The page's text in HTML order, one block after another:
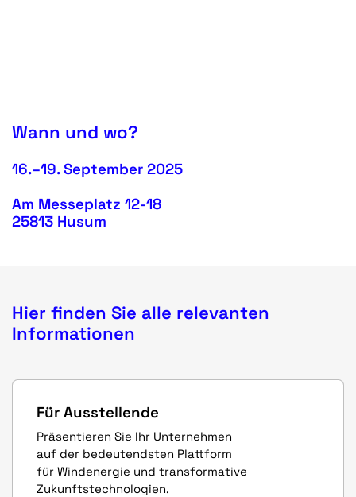
Wann und wo?
16.–19. September 2025
Am Messeplatz 12-18
25813 Husum
Hier finden Sie alle relevanten
Informationen
Für Ausstellende
Präsentieren Sie Ihr Unternehmen
auf der bedeutendsten Plattform
für Windenergie und transformative
Zukunftstechnologien.